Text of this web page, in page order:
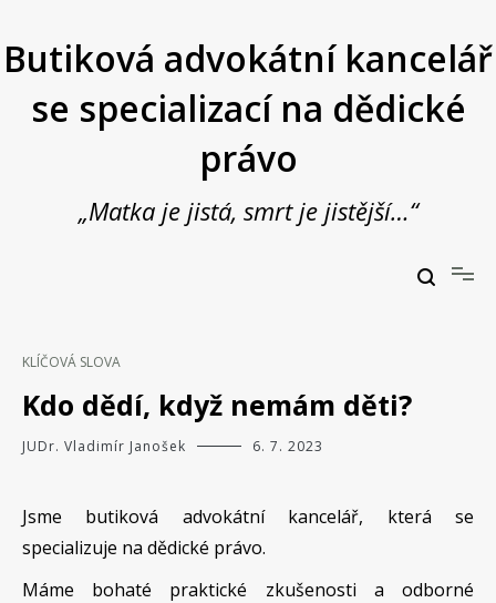
obsah
Butiková advokátní kancelář
se specializací na dědické
právo
„Matka je jistá, smrt je jistější…“
KLÍČOVÁ SLOVA
Kdo dědí, když nemám děti?
JUDr. Vladimír Janošek 6. 7. 2023
Jsme butiková advokátní kancelář, která se
specializuje na dědické právo.
Máme bohaté praktické zkušenosti a odborné